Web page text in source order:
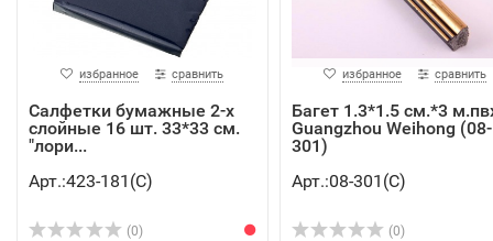
избранное сравнить
Салфетки бумажные 2-х
слойные 16 шт. 33*33 см.
"лори...
Арт.:423-181(C)
(0)
избранное сравнить
Багет 1.3*1.5 см.*3
Guangzhou Weihong (08-
301)
Арт.:08-301(C)
(0)